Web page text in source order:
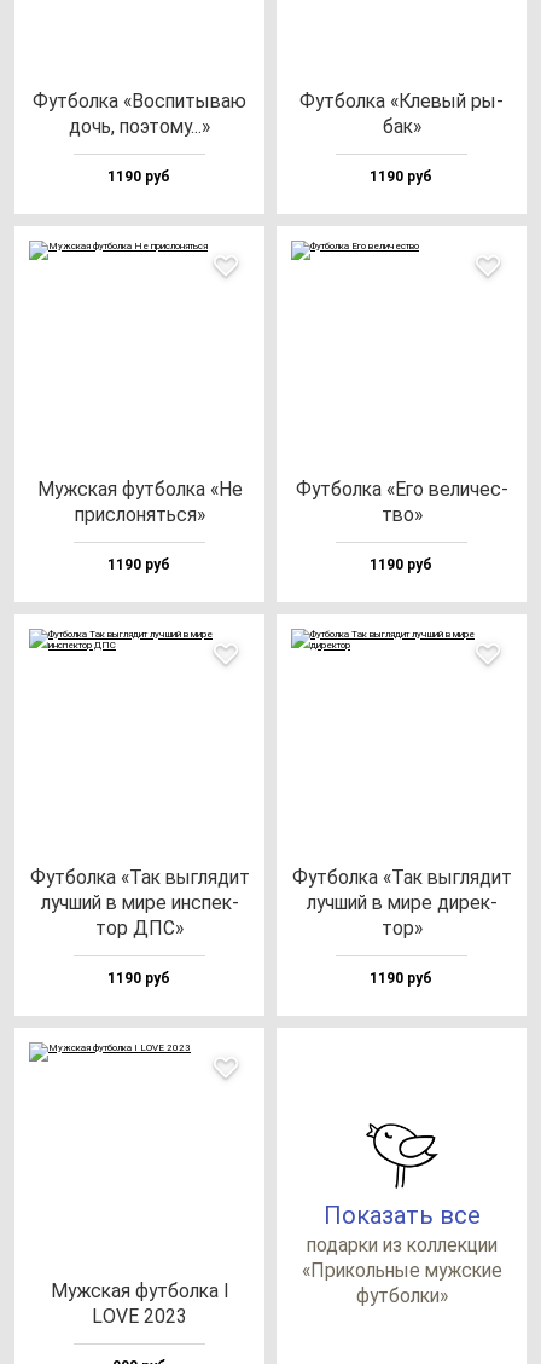
Фут­бол­ка «Вос­пи­ты­ваю
дочь, по­это­му...»
1190 руб
Фут­бол­ка «Кле­вый ры­
бак»
1190 руб
Муж­ская фут­бол­ка «Не
прис­ло­нять­ся»
1190 руб
Фут­бол­ка «Его ве­ли­чес­
тво»
1190 руб
Фут­бол­ка «Так выг­ля­дит
луч­ший в ми­ре ин­спек­
тор ДПС»
1190 руб
Фут­бол­ка «Так выг­ля­дит
луч­ший в ми­ре ди­рек­
тор»
1190 руб
Муж­ская фут­бол­ка I
LOVE 2023
Показать все
по­дар­ки из кол­лек­ции
«При­коль­ные муж­ские
фут­бол­ки»